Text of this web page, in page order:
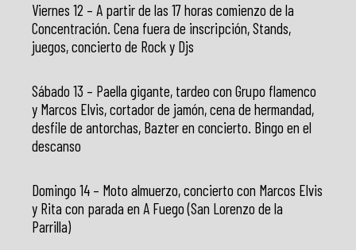
Viernes 12 – A partir de las 17 horas comienzo de la
Concentración. Cena fuera de inscripción, Stands,
juegos, concierto de Rock y Djs
Sábado 13 – Paella gigante, tardeo con Grupo flamenco
y Marcos Elvis, cortador de jamón, cena de hermandad,
desfile de antorchas, Bazter en concierto. Bingo en el
descanso
Domingo 14 – Moto almuerzo, concierto con Marcos Elvis
y Rita con parada en A Fuego (San Lorenzo de la
Parrilla)